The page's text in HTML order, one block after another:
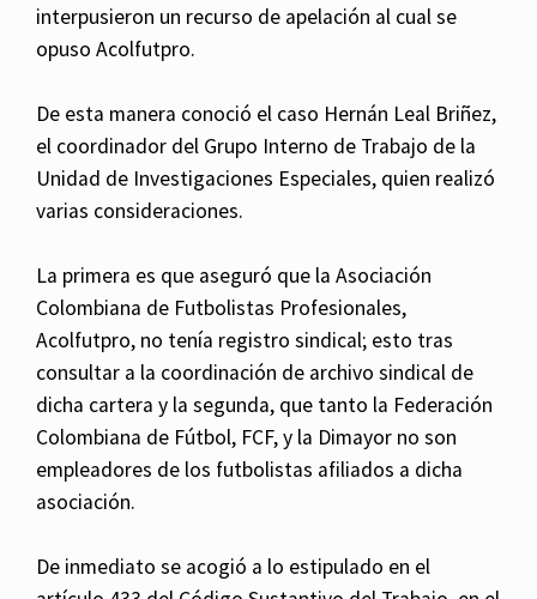
interpusieron un recurso de apelación al cual se
opuso Acolfutpro.
De esta manera conoció el caso Hernán Leal Briñez,
el coordinador del Grupo Interno de Trabajo de la
Unidad de Investigaciones Especiales, quien realizó
varias consideraciones.
La primera es que aseguró que la Asociación
Colombiana de Futbolistas Profesionales,
Acolfutpro, no tenía registro sindical; esto tras
consultar a la coordinación de archivo sindical de
dicha cartera y la segunda, que tanto la Federación
Colombiana de Fútbol, FCF, y la Dimayor no son
empleadores de los futbolistas afiliados a dicha
asociación.
De inmediato se acogió a lo estipulado en el